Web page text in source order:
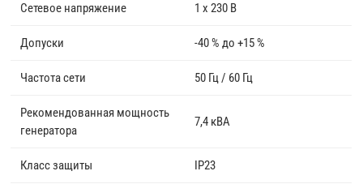
Сетевое напряжение 1 x 230 В
Допуски -40 % до +15 %
Частота сети 50 Гц / 60 Гц
Рекомендованная мощность
генератора
7,4 кВА
Класс защиты IP23